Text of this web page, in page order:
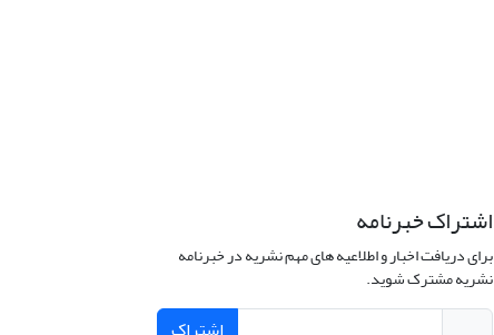
اشتراک خبرنامه
برای دریافت اخبار و اطلاعیه های مهم نشریه در خبرنامه
نشریه مشترک شوید.